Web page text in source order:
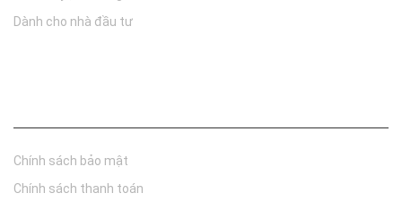
Dành cho nhà đầu tư
Chính sách bảo mật
Chính sách thanh toán